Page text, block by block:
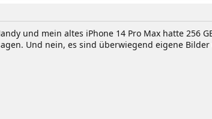
und mein altes iPhone 14 Pro Max hatte 256
Und nein, es sind überwiegend eigene